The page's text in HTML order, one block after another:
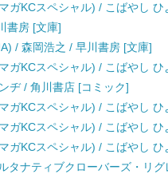
ガKCスペシャル) / こばやし
書房 [文庫]
/ 森岡浩之 / 早川書房 [文庫]
ガKCスペシャル) / こばやし
ヂ / 角川書店 [コミック]
ガKCスペシャル) / こばやし
ガKCスペシャル) / こばやし
ガKCスペシャル) / こばやし
タナティブクローバーズ・リ